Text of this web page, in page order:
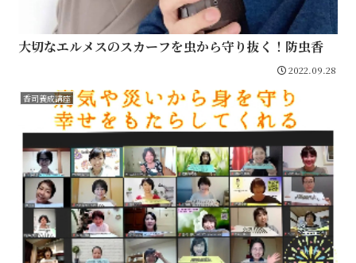
大切なエルメスのスカーフを虫から守り抜く！防虫香
2022.09.28
香司養成講座